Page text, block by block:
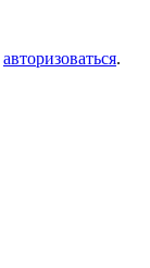
авторизоваться.